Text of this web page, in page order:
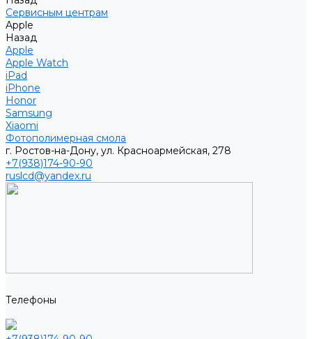
Сервисным центрам
Apple
Назад
Apple
Apple Watch
iPad
iPhone
Honor
Samsung
Xiaomi
Фотополимерная смола
г. Ростов-на-Дону, ул. Красноармейская, 278
+7(938)174-90-90
ruslcd@yandex.ru
Телефоны